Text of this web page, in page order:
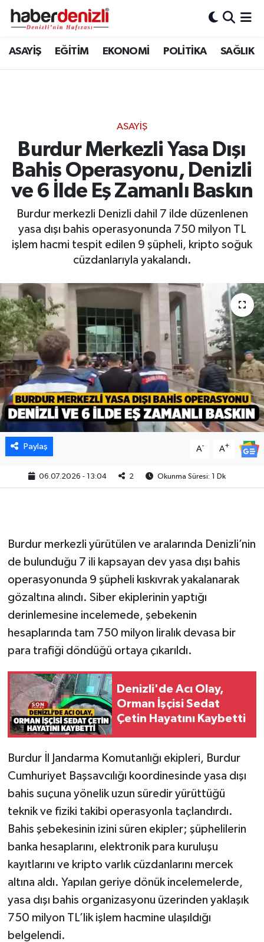
ASAYİŞ EĞİTİM EKONOMİ POLİTİKA SAĞLIK
ASAYİŞ
Burdur Merkezli Yasa Dışı
Bahis Operasyonu, Denizli
ve 6 İlde Eş Zamanlı Baskın
Burdur merkezli Denizli dahil 7 ilde düzenlenen
yasa dışı bahis operasyonunda 750 milyon TL
işlem hacmi tespit edilen 9 şüpheli, kripto soğuk
cüzdanlarıyla yakalandı.
Paylaş A- A+
06.07.2026 - 13:04 2 Okunma Süresi: 1 Dk
Burdur merkezli yürütülen ve aralarında Denizli’nin
de bulunduğu 7 ili kapsayan dev yasa dışı bahis
operasyonunda 9 şüpheli kıskıvrak yakalanarak
gözaltına alındı. Siber ekiplerinin yaptığı
derinlemesine incelemede, şebekenin
hesaplarında tam 750 milyon liralık devasa bir
para trafiği döndüğü ortaya çıkarıldı.
Denizli'de Acı Olay,
Orman İşçisi Sedat
Çetin Hayatını Kaybetti
Burdur İl Jandarma Komutanlığı ekipleri, Burdur
Cumhuriyet Başsavcılığı koordinesinde yasa dışı
bahis suçuna yönelik uzun süredir yürüttüğü
teknik ve fiziki takibi operasyonla taçlandırdı.
Bahis şebekesinin izini süren ekipler; şüphelilerin
banka hesaplarını, elektronik para kuruluşu
kayıtlarını ve kripto varlık cüzdanlarını mercek
altına aldı. Yapılan geriye dönük incelemelerde,
yasa dışı bahis organizasyonu üzerinden yaklaşık
750 milyon TL’lik işlem hacmine ulaşıldığı
belgelendi.
Denizli Nöbetçi Eczaneler
Tüm Manşetler
Son Dakika Haberleri
Haber Arşivi